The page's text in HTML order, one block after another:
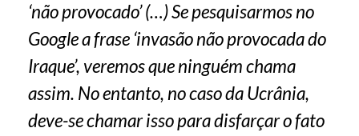
‘não provocado’ (…) Se pesquisarmos no
Google a frase ‘invasão não provocada do
Iraque’, veremos que ninguém chama
assim. No entanto, no caso da Ucrânia,
deve-se chamar isso para disfarçar o fato